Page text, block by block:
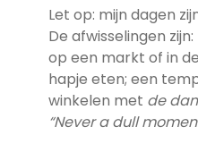
Let op: mijn dagen
De afwisselingen
op een markt of in
hapje eten; een
winkelen met de
“Never a dull